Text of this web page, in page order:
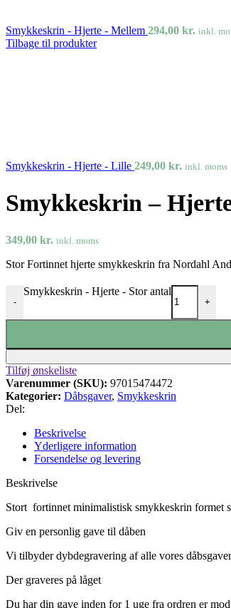
Smykkeskrin - Hjerte - Mellem 294,00 kr. inkl.
Tilbage til produkter
Smykkeskrin - Hjerte - Lille 249,00 kr. inkl. moms
Smykkeskrin –
349,00 kr. inkl. moms
Stor Fortinnet hjerte smykkeskrin fra Nordahl
-
Smykkeskrin - Hjerte - Stor antal
+
Tilføj ønskeliste
Varenummer (SKU): 97015474472
Kategorier: Dåbsgaver, Smykkeskrin
Del:
Beskrivelse
Yderligere information
Forsendelse og levering
Beskrivelse
Stort fortinnet minimalistisk smykkeskrin formet
Giv en personlig gave til dåben
Vi tilbyder dybdegravering af alle vores
Der graveres på låget
Du har din gave inden for 1 uge fra ordren er